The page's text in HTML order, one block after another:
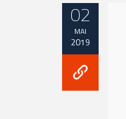
02
MAI
2019